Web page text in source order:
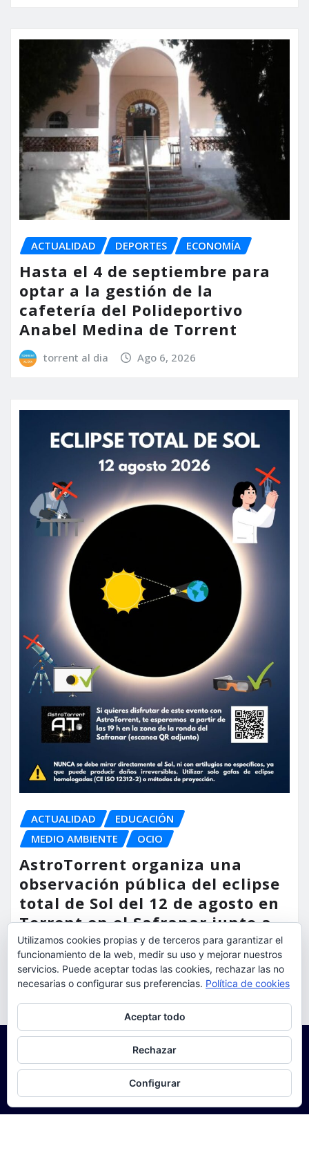
ACTUALIDAD DEPORTES ECONOMÍA
Hasta el 4 de septiembre para
optar a la gestión de la
cafetería del Polideportivo
Anabel Medina de Torrent
torrent al dia Ago 6, 2026
ACTUALIDAD
EDUCACIÓN
MEDIO AMBIENTE
OCIO
AstroTorrent organiza una
observación pública del eclipse
total de Sol del 12 de agosto en
Torrent en el Safranar junto a
las vías del AVE
torrent al dia Ago 5, 2026
Utilizamos cookies propias y de terceros para garantizar el
funcionamiento de la web, medir su uso y mejorar nuestros
servicios. Puede aceptar todas las cookies, rechazar las no
necesarias o configurar sus preferencias. Política de cookies
Aceptar todo
Rechazar
Configurar
Para obtener más información, incluido cómo gestionar las cookies,